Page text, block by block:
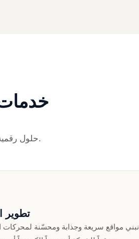
حلول رقمية متكاملة مصممة لتناسب احتياجات الشركات العاملة في الإمارات.
تطوير
نبني مواقع سريعة وجذابة ومحسّنة